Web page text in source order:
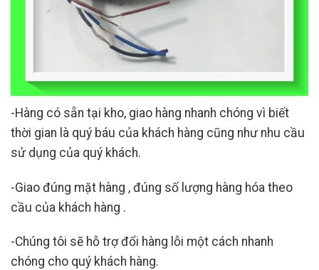
-Hàng có sẵn tại kho, giao hàng nhanh chóng vì biết
thời gian là quý báu của khách hàng cũng như nhu cầu
sử dụng của quý khách.
-Giao đúng mặt hàng , đúng số lượng hàng hóa theo
cầu của khách hàng .
-Chúng tôi sẽ hỗ trợ đổi hàng lỗi một cách nhanh
chóng cho quý khách hàng.